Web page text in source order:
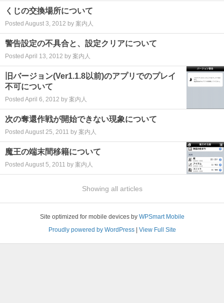
くじの交換場所について
Posted August 3, 2012 by 案内人
警告設定の不具合と、設定クリアについて
Posted April 13, 2012 by 案内人
旧バージョン(Ver1.1.8以前)のアプリでのプレイ
不可について
Posted April 6, 2012 by 案内人
次の奪還作戦が開始できない現象について
Posted August 25, 2011 by 案内人
魔王の端末間移籍について
Posted August 5, 2011 by 案内人
Showing all articles
Site optimized for mobile devices by WPSmart Mobile
Proudly powered by WordPress| View Full Site